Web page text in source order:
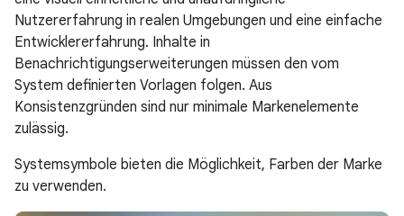
Nutzererfahrung in realen Umgebungen und eine einfache
Entwicklererfahrung. Inhalte in
Benachrichtigungserweiterungen müssen den vom
System definierten Vorlagen folgen. Aus
Konsistenzgründen sind nur minimale Markenelemente
zulässig.
Systemsymbole bieten die Möglichkeit, Farben der Marke
zu verwenden.